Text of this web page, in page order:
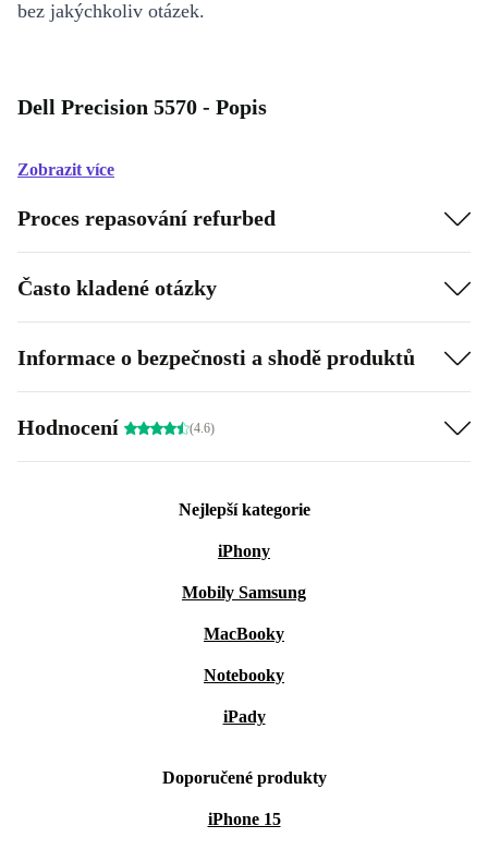
bez jakýchkoliv otázek.
Dell Precision 5570 - Popis
Zobrazit více
Proces repasování refurbed
Často kladené otázky
Informace o bezpečnosti a shodě produktů
Hodnocení (4.6)
Nejlepší kategorie
iPhony
Mobily Samsung
MacBooky
Notebooky
iPady
Doporučené produkty
iPhone 15